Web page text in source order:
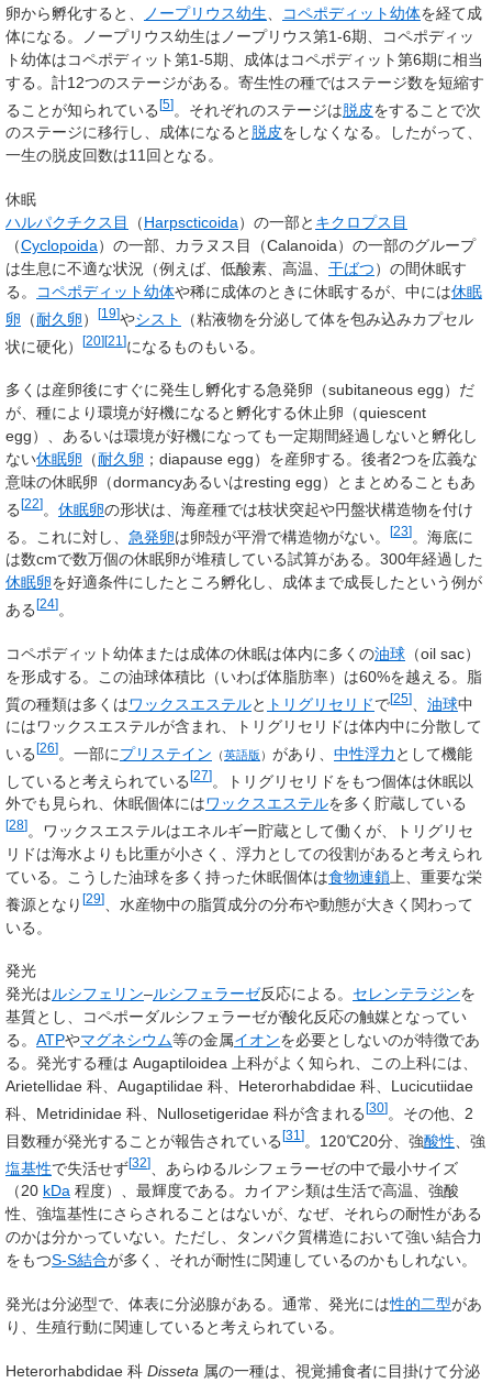
卵から孵化すると、
ノープリウス幼生 コペポディット幼体を経て成
体になる。ノープリウス幼生はノープリウス第1-6期、コペポディッ
ト幼体はコペポディット第1-5期、成体はコペポディット第6期に相当
する。計12つのステージがある。寄生性の種ではステージ数を短縮す
ることが知られている[5]。それぞれのステージは脱皮をすることで次
のステージに移行し、成体になると 脱皮をしなくなる。したがって、
一生の脱皮回数は11回となる。
休眠
ハルパクチクス目
（Harpscticoida）の一部と キクロプス目
（Cyclopoida）の一部、カラヌス目（Calanoida）の一部のグループ
は生息に不適な状況（例えば、低酸素、高温、 干ばつ）の間休眠す
る。
コペポディット幼体や稀に成体のときに休眠するが、中には休眠
卵 （耐久卵） [19]やシスト
（粘液物を分泌して体を包み込みカプセル
状に硬化）
[20][21 ]になるものもいる。
多くは産卵後にすぐに発生し孵化する急発卵（subitaneous egg）だ
が、種により環境が好機になると孵化する休止卵（quiescent
egg）、あるいは環境が好機になっても一定期間経過しないと孵化し
ない休眠卵 （耐久卵 ；diapause egg）を産卵する。後者2つを広義な
意味の休眠卵（dormancyあるいはresting egg）とまとめることもあ
る[22]。 休眠卵の形状は、海産種では枝状突起や円盤状構造物を付け
る。これに対し、 急発卵は卵殻が平滑で構造物がない。 [23]。海底に
は数cmで数万個の休眠卵が堆積している試算がある。300年経過した
休眠卵を好適条件にしたところ孵化し、成体まで成長したという例が
ある [24] 。
コペポディット幼体または成体の休眠は体内に多くの油球 （oil sac）
を形成する。この油球体積比（いわば体脂肪率）は60%を越える。脂
質の種類は多くはワックスエステルと トリグリセリドで[25] 油球中
にはワックスエステルが含まれ、トリグリセリドは体内中に分散して
いる [26] 。一部にプリステイン （英語版 ） があり、 中性浮力 として機能
していると考えられている[27]。トリグリセリドをもつ個体は休眠以
外でも見られ、休眠個体にはワックスエステルを多く貯蔵している
[28] 。ワックスエステルはエネルギー貯蔵として働くが、トリグリセ
リドは海水よりも比重が小さく、浮力としての役割があると考えられ
ている。こうした油球を多く持った休眠個体は食物連鎖 上、重要な栄
養源となり [29]
、水産物中の脂質成分の分布や動態が大きく関わって
いる。
発光
発光はルシフェリン–ルシフェラーゼ反応による。 セレンテラジンを
基質とし、コペポーダルシフェラーゼが酸化反応の触媒となってい
る。 ATPやマグネシウム等の金属イオンを必要としないのが特徴であ
る。発光する種は Augaptiloidea 上科がよく知られ、この上科には、
Arietellidae 科、 Augaptilidae 科、 Heterorhabdidae 科、 Lucicutiidae
科、 Metridinidae 科、 Nullosetigeridae 科が含まれる [30] 。その他、2
目数種が発光することが報告されている[31 ]。120℃20分、強酸性 、強
塩基性で失活せず[32]
、あらゆるルシフェラーゼの中で最小サイズ
（20 kDa 程度）、最輝度である。カイアシ類は生活で高温、強酸
性、強塩基性にさらされることはないが、なぜ、それらの耐性がある
のかは分かっていない。ただし、タンパク質構造において強い結合力
をもつS-S結合が多く、それが耐性に関連しているのかもしれない。
発光は分泌型で、体表に分泌腺がある。通常、発光には性的二型があ
り、生殖行動に関連していると考えられている。
Heterorhabdidae 科 Disseta 属の一種は、視覚捕食者に目掛けて分泌